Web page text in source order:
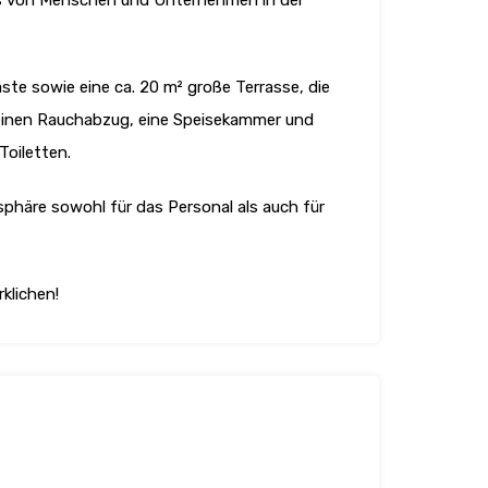
sowie eine ca. 20 m² große Terrasse, die
Rauchabzug, eine Speisekammer und
sowohl für das Personal als auch für